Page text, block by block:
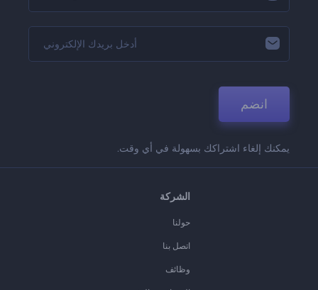
انضم
يمكنك إلغاء اشتراكك بسهولة في أي وقت.
الشركة
حولنا
اتصل بنا
وظائف